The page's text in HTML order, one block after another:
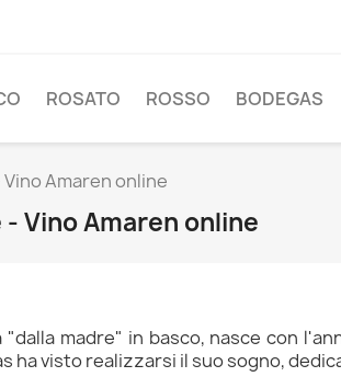
ROSATO ROSSO BODEGAS
Amaren online
Vino Amaren online
madre" in basco, nasce con
ha visto realizzarsi il suo sogno,